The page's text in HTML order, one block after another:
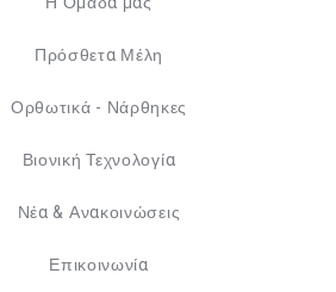
Πρόσθετα Μέλη
Ορθωτικά - Νάρθηκες
Βιονική Τεχνολογία
Νέα & Ανακοινώσεις
Επικοινωνία